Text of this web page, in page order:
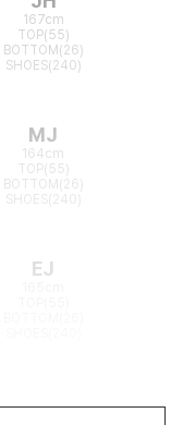
167cm
TOP(55)
BOTTOM(26)
SHOES(240)
MJ
164cm
TOP(55)
BOTTOM(26)
EJ